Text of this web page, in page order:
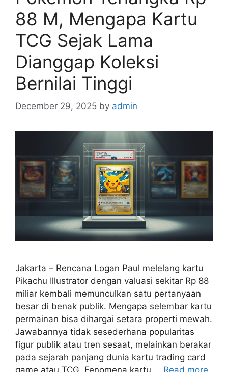
88 M, Mengapa Kartu
TCG Sejak Lama
Dianggap Koleksi
Bernilai Tinggi
December 29, 2025 by admin
Jakarta – Rencana Logan Paul melelang kartu
Pikachu Illustrator dengan valuasi sekitar Rp 88
miliar kembali memunculkan satu pertanyaan
besar di benak publik. Mengapa selembar kartu
permainan bisa dihargai setara properti mewah.
Jawabannya tidak sesederhana popularitas
figur publik atau tren sesaat, melainkan berakar
pada sejarah panjang dunia kartu trading card